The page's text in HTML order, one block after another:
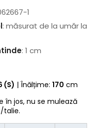
1
: măsurat de la umăr la
: 1 cm
(S) | Înălțime: 170 cm
în jos, nu se mulează
talie.